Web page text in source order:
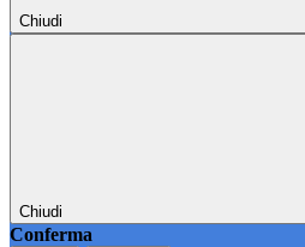
Chiudi
Chiudi
Conferma